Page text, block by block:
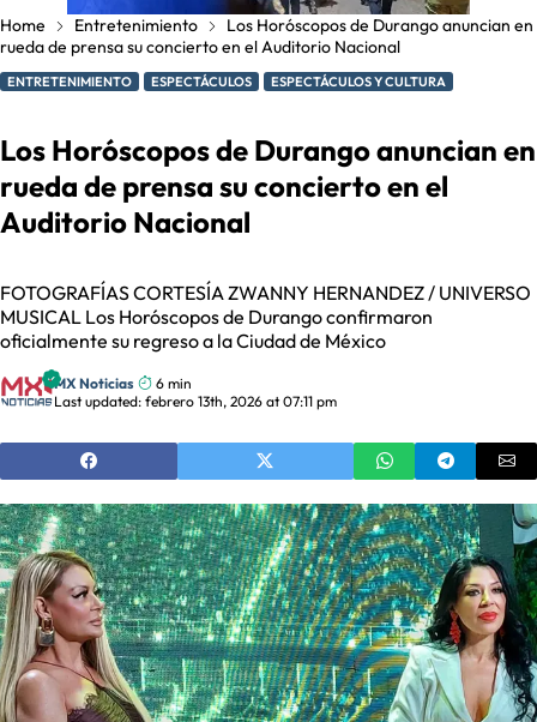
Home Entretenimiento
Los Horóscopos de Durango anuncian en
rueda de prensa su concierto en el Auditorio Nacional
ENTRETENIMIENTO ESPECTÁCULOS ESPECTÁCULOS Y CULTURA
Los Horóscopos de Durango anuncian en
rueda de prensa su concierto en el
Auditorio Nacional
FOTOGRAFÍAS CORTESÍA ZWANNY HERNANDEZ / UNIVERSO
MUSICAL Los Horóscopos de Durango confirmaron
oficialmente su regreso a la Ciudad de México
MX Noticias
6 min
Last updated: febrero 13th, 2026 at 07:11 pm